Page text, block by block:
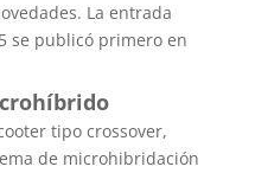
La entrada
se publicó primero en
tipo crossover,
de microhibridación